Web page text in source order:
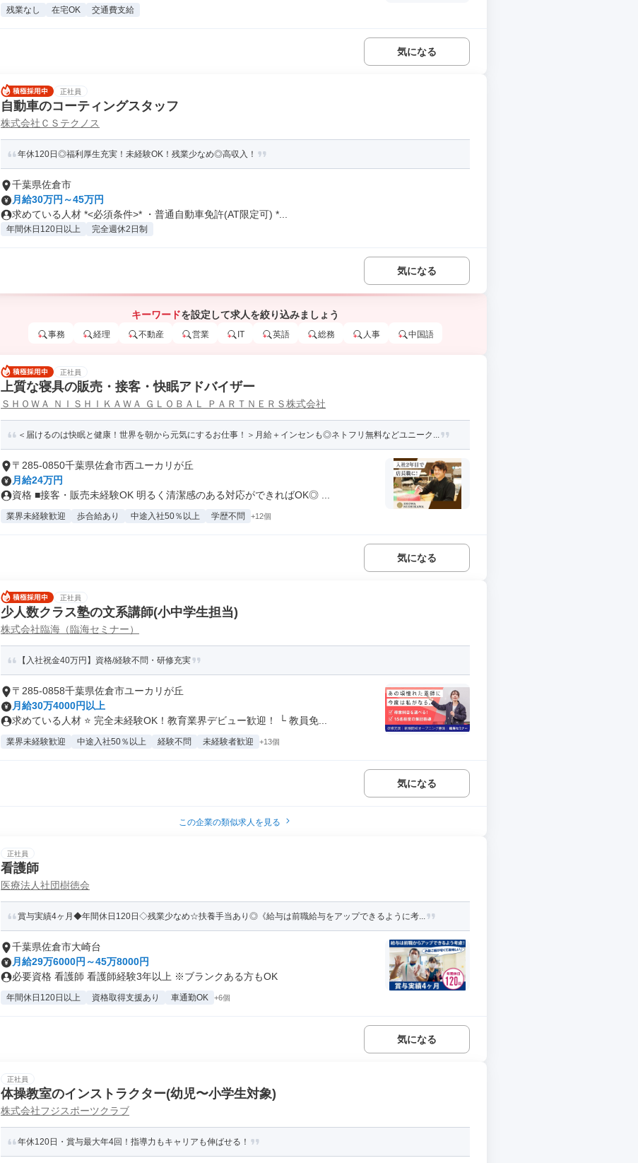
残業なし 在宅OK 交通費支給
気になる
正社員
自動車のコーティングスタッフ
株式会社ＣＳテクノス
年休120日◎福利厚生充実！未経験OK！残業少なめ◎高収入！
千葉県佐倉市
月給30万円～45万円
求めている人材 *<必須条件>* ・普通自動車免許(AT限定可) *...
年間休日120日以上 完全週休2日制
気になる
キーワードを設定して求人を絞り込みましょう
事務 経理 不動産 営業 IT 英語 総務 人事 中国語
正社員
上質な寝具の販売・接客・快眠アドバイザー
ＳＨＯＷＡ ＮＩＳＨＩＫＡＷＡ ＧＬＯＢＡＬ ＰＡＲＴＮＥＲＳ株式会社
＜届けるのは快眠と健康！世界を朝から元気にするお仕事！＞月給＋インセンも◎ネトフリ無料などユニーク...
〒285-0850千葉県佐倉市西ユーカリが丘
月給24万円
資格 ■接客・販売未経験OK 明るく清潔感のある対応ができればOK◎ ...
業界未経験歓迎 歩合給あり 中途入社50％以上 学歴不問 +12個
気になる
正社員
少人数クラス塾の文系講師(小中学生担当)
株式会社臨海（臨海セミナー）
【入社祝金40万円】資格/経験不問・研修充実
〒285-0858千葉県佐倉市ユーカリが丘
月給30万4000円以上
求めている人材 ⭐ 完全未経験OK！教育業界デビュー歓迎！ └ 教員免...
業界未経験歓迎 中途入社50％以上 経験不問 未経験者歓迎 +13個
気になる
この企業の類似求人を見る
正社員
看護師
医療法人社団樹徳会
賞与実績4ヶ月◆年間休日120日◇残業少なめ☆扶養手当あり◎《給与は前職給与をアップできるように考...
千葉県佐倉市大崎台
月給29万6000円～45万8000円
必要資格 看護師 看護師経験3年以上 ※ブランクある方もOK
年間休日120日以上 資格取得支援あり 車通勤OK +6個
気になる
正社員
体操教室のインストラクター(幼児〜小学生対象)
株式会社フジスポーツクラブ
年休120日・賞与最大年4回！指導力もキャリアも伸ばせる！